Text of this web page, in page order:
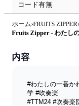
コード有無
ホーム›FRUITS ZIPPER›
内容
#わたしの一番か
学 #吹奏楽
#TTM24 #吹奏楽